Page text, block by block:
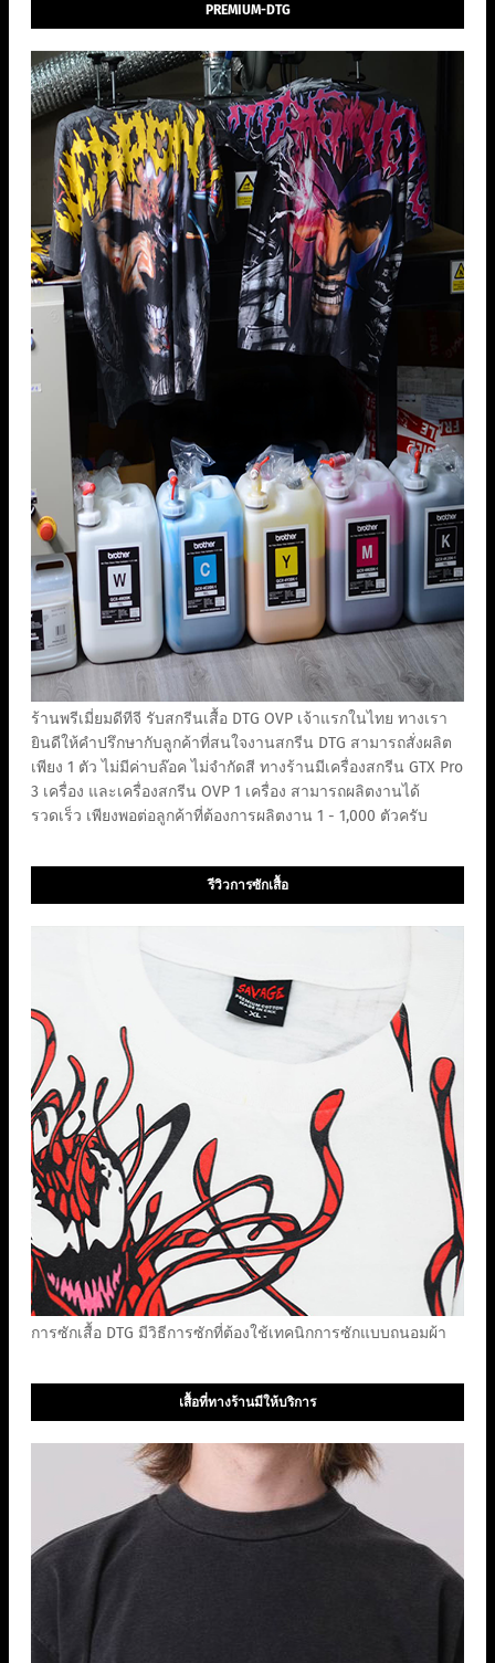
PREMIUM-DTG
ร้านพรีเมี่ยมดีทีจี รับสกรีนเสื้อ DTG OVP เจ้าแรกในไทย ทางเรา
ยินดีให้คำปรึกษากับลูกค้าที่สนใจงานสกรีน DTG สามารถสั่งผลิต
เพียง 1 ตัว ไม่มีค่าบล๊อค ไม่จำกัดสี ทางร้านมีเครื่องสกรีน GTX Pro
3 เครื่อง และเครื่องสกรีน OVP 1 เครื่อง สามารถผลิตงานได้
รวดเร็ว เพียงพอต่อลูกค้าที่ต้องการผลิตงาน 1 - 1,000 ตัวครับ
รีวิวการซักเสื้อ
การซักเสื้อ DTG มีวิธีการซักที่ต้องใช้เทคนิกการซักแบบถนอมผ้า
เสื้อที่ทางร้านมีให้บริการ